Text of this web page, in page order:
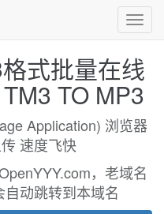
式批量在线
TO MP3
Application) 浏览器
速度飞快
，老域名
动跳转到本域名